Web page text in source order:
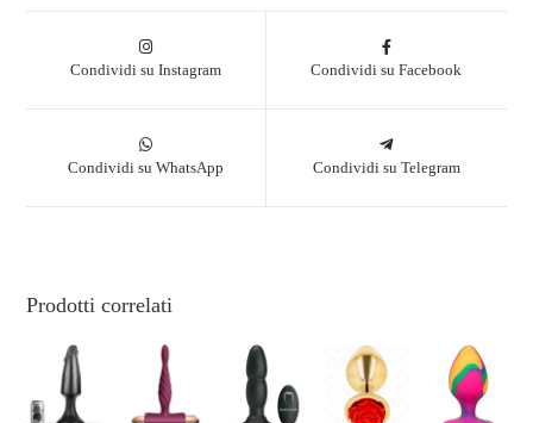
Condividi su Instagram Condividi su Facebook
Condividi su WhatsApp Condividi su Telegram
Prodotti correlati